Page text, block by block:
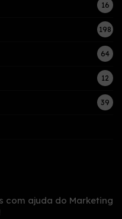
16
198
64
12
39
com ajuda do Marketing